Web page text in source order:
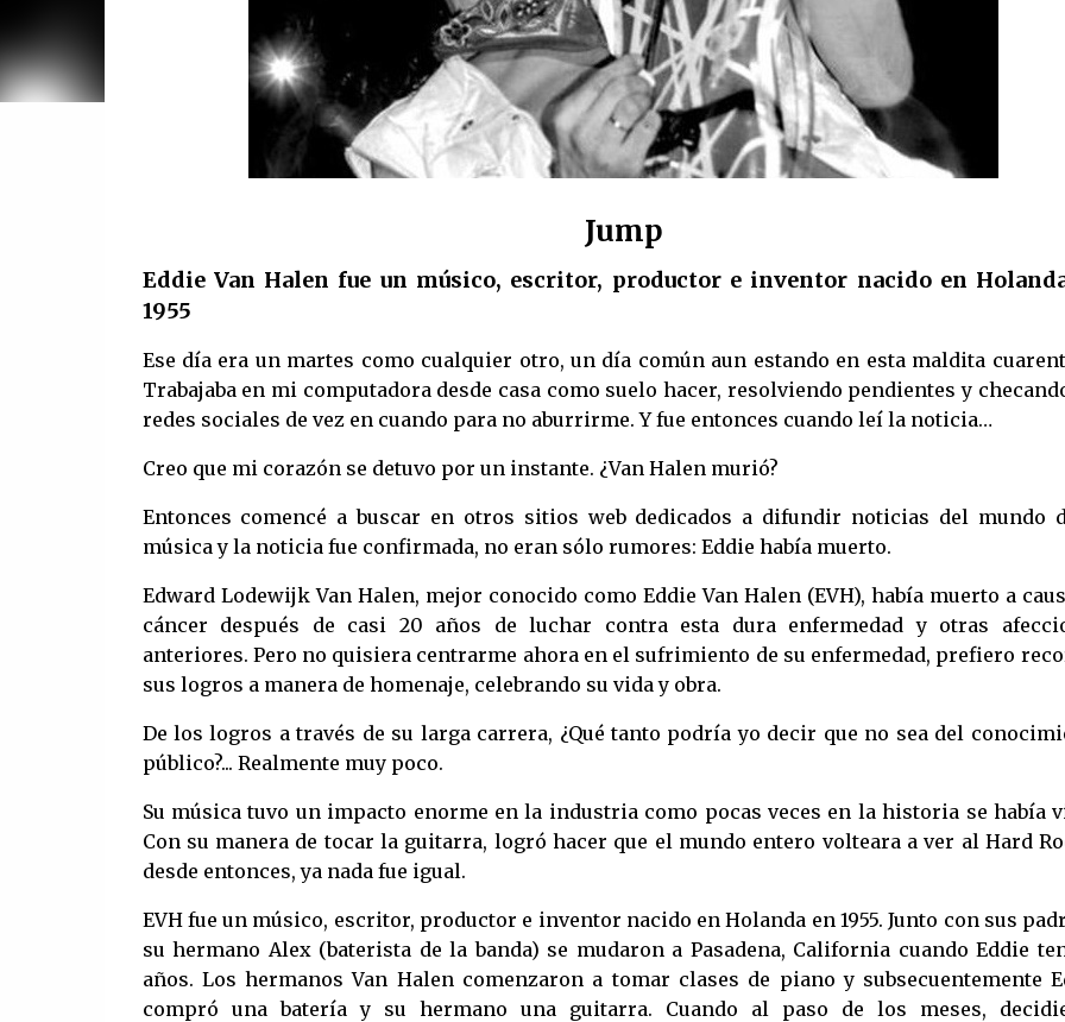
Jump
Eddie Van Halen fue un músico, escritor, productor e inventor nacido en
1955
Ese día era un martes como cualquier otro, un día común aun estando en esta maldita
Trabajaba en mi computadora desde casa como suelo hacer, resolviendo pendientes y
redes sociales de vez en cuando para no aburrirme. Y fue entonces cuando leí la noticia…
Creo que mi corazón se detuvo por un instante. ¿Van Halen murió?
Entonces comencé a buscar en otros sitios web dedicados a difundir noticias del mundo
música y la noticia fue confirmada, no eran sólo rumores: Eddie había muerto.
Edward Lodewijk Van Halen, mejor conocido como Eddie Van Halen (EVH), había muerto a
cáncer después de casi 20 años de luchar contra esta dura enfermedad y otras
anteriores. Pero no quisiera centrarme ahora en el sufrimiento de su enfermedad, prefiero
sus logros a manera de homenaje, celebrando su vida y obra.
De los logros a través de su larga carrera, ¿Qué tanto podría yo decir que no sea del
público?... Realmente muy poco.
Su música tuvo un impacto enorme en la industria como pocas veces en la historia se había
Con su manera de tocar la guitarra, logró hacer que el mundo entero volteara a ver al Hard
desde entonces, ya nada fue igual.
EVH fue un músico, escritor, productor e inventor nacido en Holanda en 1955. Junto con sus
su hermano Alex (baterista de la banda) se mudaron a Pasadena, California cuando Eddie
años. Los hermanos Van Halen comenzaron a tomar clases de piano y subsecuentemente
compró una batería y su hermano una guitarra. Cuando al paso de los meses,